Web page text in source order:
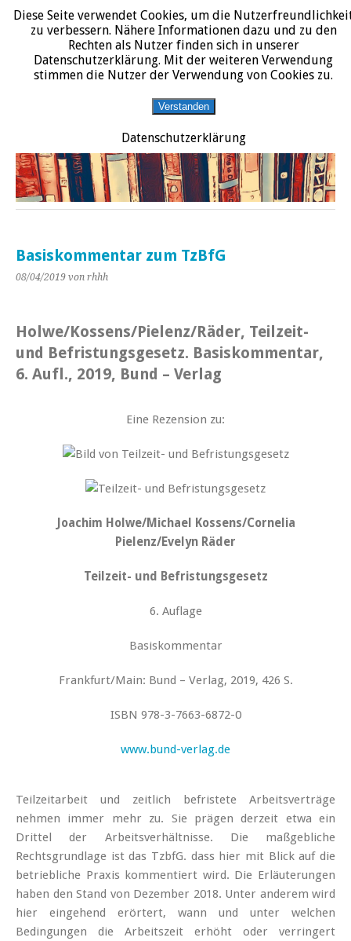
START DATENSCHUTZERKLÄRUNG IMPRESSUM ÜBER JURALIT
JURALIT
Rezensionen juristischer Literatur
Basiskommentar zum TzBfG
08/04/2019 von rhhh
Holwe/Kossens/Pielenz/Räder, Teilzeit-
und Befristungsgesetz. Basiskommentar,
6. Aufl., 2019, Bund – Verlag
Eine Rezension zu:
Joachim Holwe/Michael Kossens/Cornelia
Pielenz/Evelyn Räder
Teilzeit- und Befristungsgesetz
6. Auflage
Basiskommentar
Frankfurt/Main: Bund – Verlag, 2019, 426 S.
ISBN 978-3-7663-6872-0
www.bund-verlag.de
Teilzeitarbeit und zeitlich befristete Arbeitsverträge
nehmen immer mehr zu. Sie prägen derzeit etwa ein
Drittel der Arbeitsverhältnisse. Die maßgebliche
Rechtsgrundlage ist das TzbfG. dass hier mit Blick auf die
betriebliche Praxis kommentiert wird. Die Erläuterungen
haben den Stand von Dezember 2018. Unter anderem wird
hier eingehend erörtert, wann und unter welchen
Bedingungen die Arbeitszeit erhöht oder verringert
Diese Seite verwendet Cookies, um die
zu verbessern. Nähere Informationen dazu und zu den
Rechten als Nutzer finden sich in unserer
Datenschutzerklärung. Mit der weiteren Verwendung
stimmen die Nutzer der Verwendung von Cookies zu.
Verstanden
Datenschutzerklärung